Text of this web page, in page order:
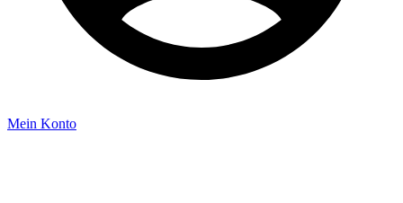
Mein Konto